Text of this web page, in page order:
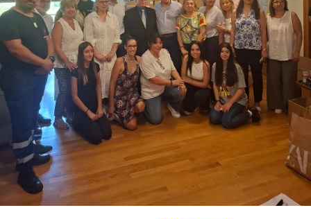
Ποιες είναι οι προτάσεις σας για τη σεζόν Άνοιξη –
Καλοκαίρι 2021
Η τελευταία χρονιά ήταν αρκετά δύσκολη για όλους μας
αλλά θεωρώ πως μας δίδαξε πως πρέπει να βρούμε τις
ισορροπίες μας, να θέσουμε θεμέλια και να
αναγεννηθούμε. Μέσα από τα
φετινά prints του Vassia Kostara Limited Collections η
γυναίκα θα αισθανθεί πως ανθίζει ξανά. Πώς
απελευθερώνεται μέσα από τη μοναδικότητά της.